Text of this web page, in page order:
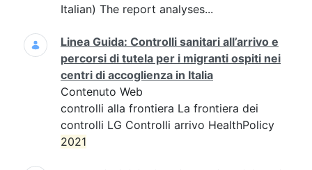
Italian) The report analyses...
Linea Guida: Controlli sanitari all’arrivo e
percorsi di tutela per i migranti ospiti nei
centri di accoglienza in Italia
Contenuto Web
controlli alla frontiera La frontiera dei
controlli LG Controlli arrivo HealthPolicy
2021